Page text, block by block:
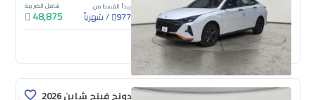
يبدأ القسط من
977
/شهرياً
شامل الضريبة
48,875
جديدة
دونج فينج شاين E2 2026